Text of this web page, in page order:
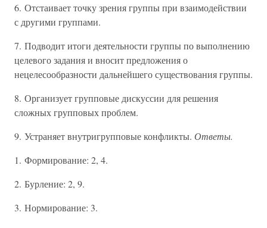
6. Отстаивает точку зрения группы при взаимодействии
с другими группами.
7. Подводит итоги деятельности группы по выполнению
целевого задания и вносит предложения о
нецелесообразности дальнейшего существования группы.
8. Организует групповые дискуссии для решения
сложных групповых проблем.
9. Устраняет внутригрупповые конфликты. Ответы.
1. Формирование: 2, 4.
2. Бурление: 2, 9.
3. Нормирование: 3.